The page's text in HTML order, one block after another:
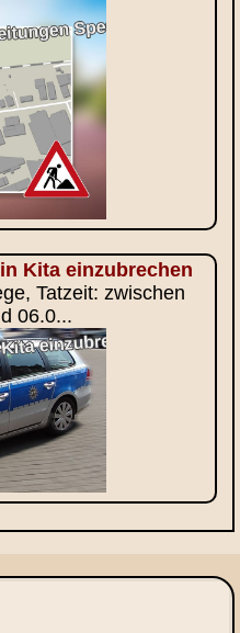
Kita einzubrechen
Tatzeit: zwischen
06.0...